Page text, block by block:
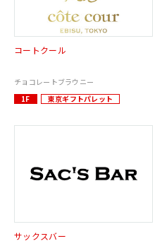
コートクール
チョコレートブラウニー
1F
東京ギフトパレット
サックスバー